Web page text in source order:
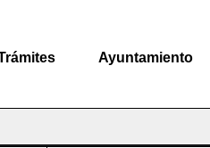
Ayuntamiento